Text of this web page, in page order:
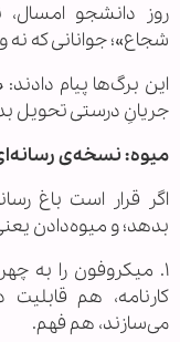
روز دانشجو امسال،
شجاع»؛ جوانانی که نه
این برگ‌ها پیام
جریانِ درستی تحویل
میوه: نسخه‌ی
اگر قرار است باغ
بدهد؛ و میوه‌دادن
۱. میکروفون را به
کارنامه، هم
می‌سازند، هم فهم.